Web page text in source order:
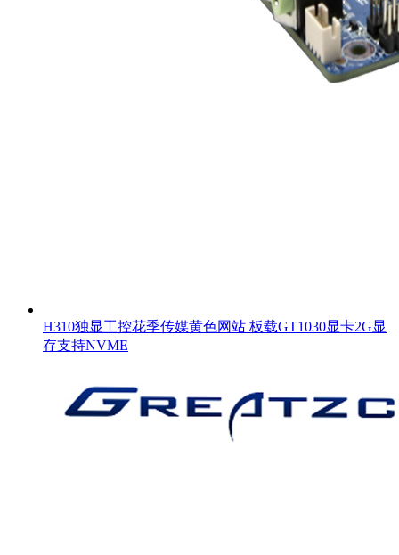
H310独显工控花季传媒黄色网站 板载GT1030显卡2G显
存支持NVME